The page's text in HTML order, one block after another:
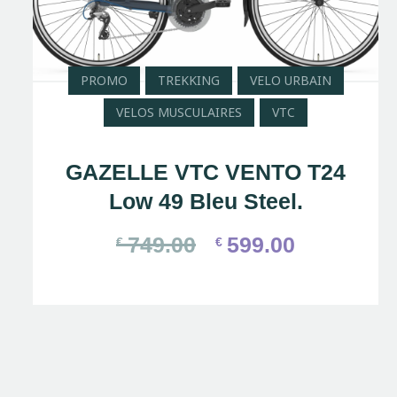
PROMO TREKKING
VELO URBAIN
VELOS MUSCULAIRES
VTC
GAZELLE VTC VENTO T24
Low 49 Bleu Steel.
€ 749.00 € 599.00